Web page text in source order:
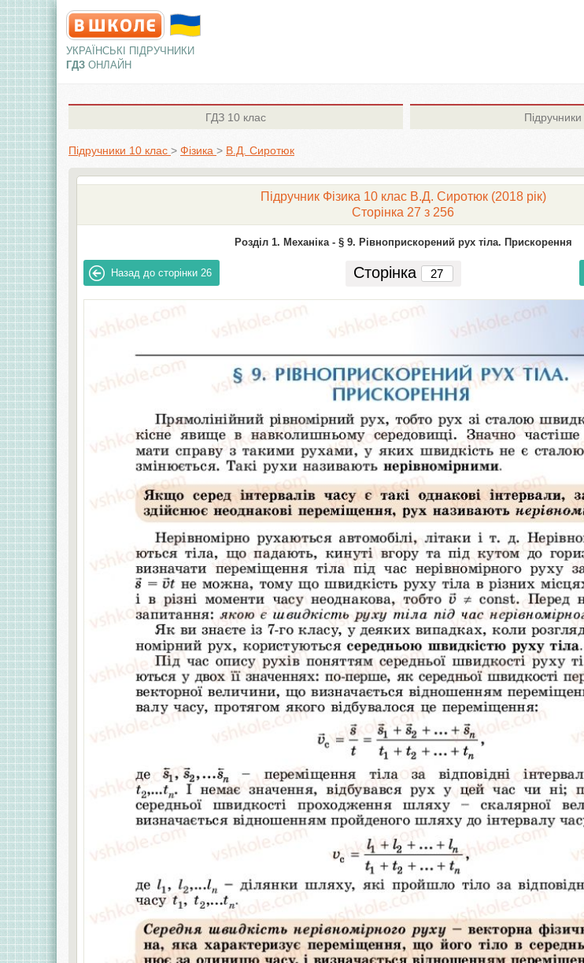
УКРАЇНСЬКІ ПІДРУЧНИКИ
ГДЗ ОНЛАЙН
ГДЗ 10 клас Підручники
Підручники 10 клас > Фізика > В.Д. Сиротюк
Підручник Фізика 10 клас В.Д. Сиротюк (2018 рік)
Сторінка 27 з 256
Розділ 1. Механіка - § 9. Рівноприскорений рух тіла. Прискорення
Назад до сторінки 26 Сторінка